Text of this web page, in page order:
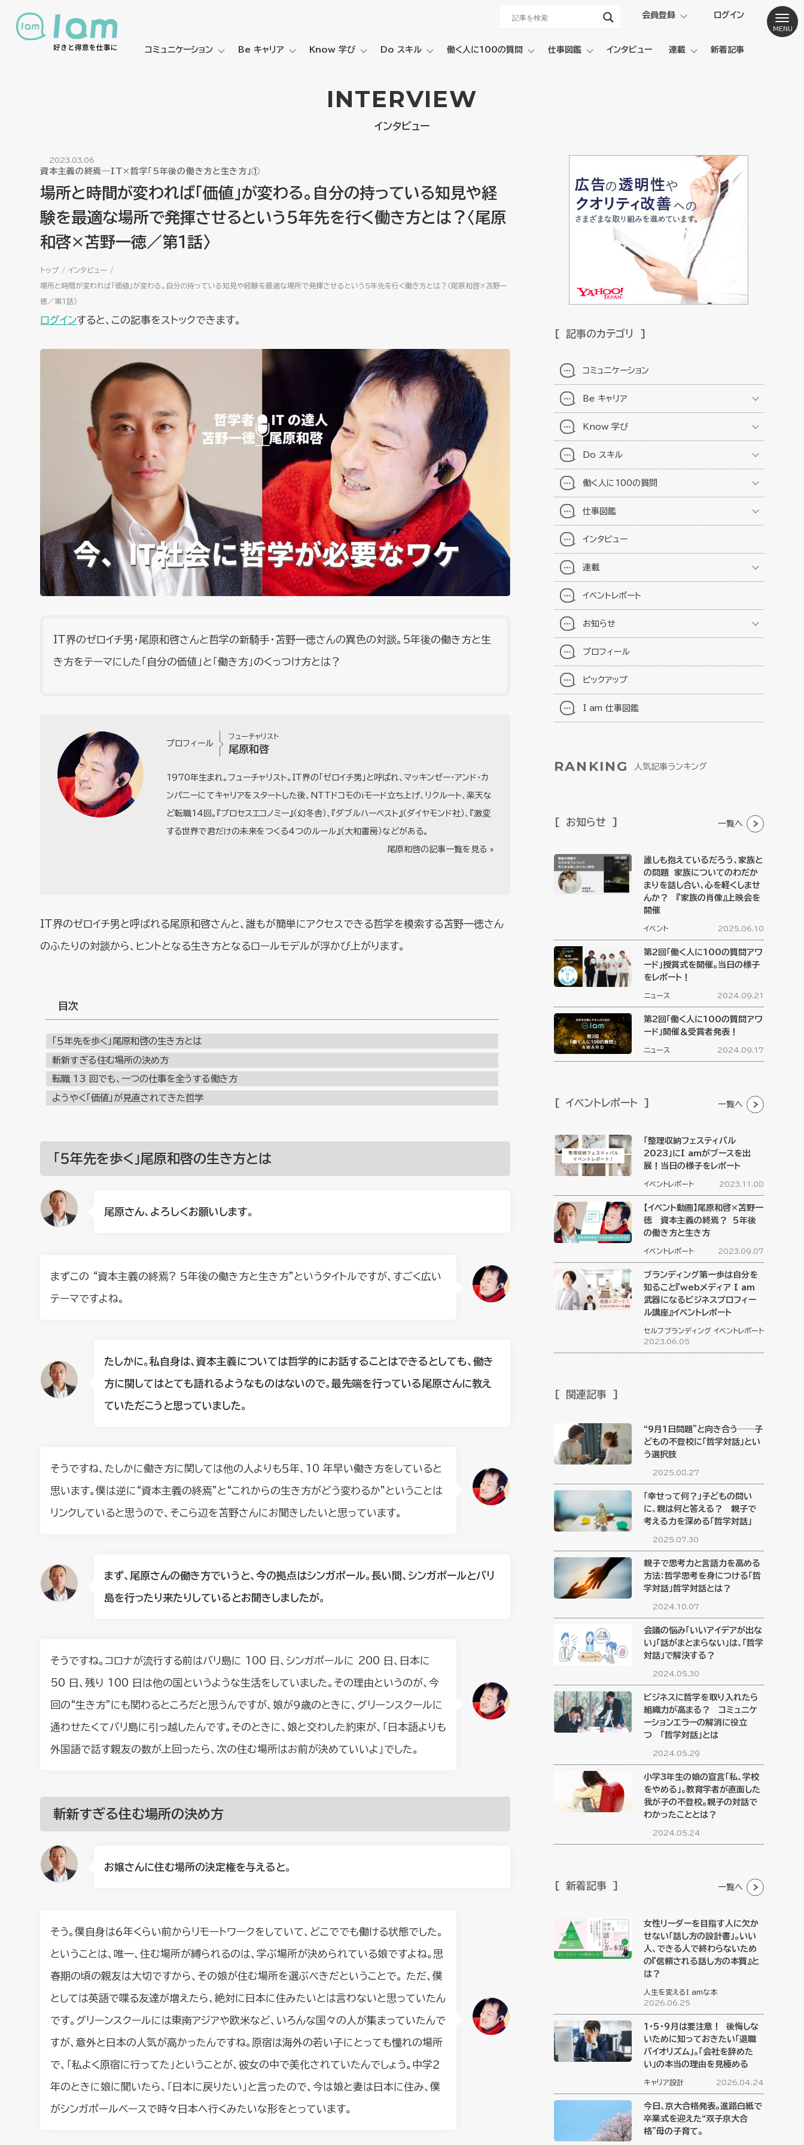
会員登録 ログイン
コミュニケーション Be キャリア Know 学び Do スキル 働く人に100の質問 仕事図鑑 インタビュー 連載 新着記事
INTERVIEW
インタビュー
2023.03.06
資本主義の終焉―IT×哲学「5年後の働き方と生き方」①
場所と時間が変われば「価値」が変わる。自分の持っている知見や経
験を最適な場所で発揮させるという５年先を行く働き方とは？〈尾原
和啓×苫野一徳／第１話〉
トップ インタビュー
場所と時間が変われば「価値」が変わる。自分の持っている知見や経験を最適な場所で発揮させるという５年先を行く働き方とは？〈尾原和啓×苫野一
徳／第１話〉
ログインすると、この記事をストックできます。
IT界のゼロイチ男・尾原和啓さんと哲学の新騎手・苫野一徳さんの異色の対談。5年後の働き方と生
き方をテーマにした「自分の価値」と「働き方」のくっつけ方とは？
プロフィール
フューチャリスト
尾原和啓
1970年生まれ。フューチャリスト。IT界の「ゼロイチ男」と呼ばれ、マッキンゼー・アンド・カ
ンパニーにてキャリアをスタートした後、NTTドコモのiモード立ち上げ、リクルート、楽天な
ど転職14回。『プロセスエコノミー』（幻冬舎）、『ダブルハーベスト』（ダイヤモンド社）、『激変
する世界で君だけの未来をつくる4つのルール』（大和書房）などがある。
尾原和啓の記事一覧を見る »
IT界のゼロイチ男と呼ばれる尾原和啓さんと、誰もが簡単にアクセスできる哲学を模索する苫野一徳さん
のふたりの対談から、ヒントとなる生き方となるロールモデルが浮かび上がります。
目次
「５年先を歩く」尾原和啓の生き方とは
斬新すぎる住む場所の決め方
転職 13 回でも、一つの仕事を全うする働き方
ようやく「価値」が見直されてきた哲学
「５年先を歩く」尾原和啓の生き方とは
尾原さん、よろしくお願いします。
まずこの “資本主義の終焉? ５年後の働き方と生き方”というタイトルですが、すごく広い
テーマですよね。
たしかに。私自身は、資本主義については哲学的にお話することはできるとしても、働き
方に関してはとても語れるようなものはないので。最先端を行っている尾原さんに教え
ていただこうと思っていました。
そうですね、たしかに働き方に関しては他の人よりも５年、10 年早い働き方をしていると
思います。僕は逆に“資本主義の終焉”と“これからの生き方がどう変わるか”ということは
リンクしていると思うので、そこら辺を苫野さんにお聞きしたいと思っています。
まず、尾原さんの働き方でいうと、今の拠点はシンガポール。長い間、シンガポールとバリ
島を行ったり来たりしているとお聞きしましたが。
そうですね。コロナが流行する前はバリ島に 100 日、シンガポールに 200 日、日本に
50 日、残り 100 日は他の国というような生活をしていました。その理由というのが、今
回の“生き方”にも関わるところだと思うんですが、娘が９歳のときに、グリーンスクールに
通わせたくてバリ島に引っ越したんです。そのときに、娘と交わした約束が、「日本語よりも
外国語で話す親友の数が上回ったら、次の住む場所はお前が決めていいよ」でした。
斬新すぎる住む場所の決め方
お嬢さんに住む場所の決定権を与えると。
そう。僕自身は６年くらい前からリモートワークをしていて、どこででも働ける状態でした。
ということは、唯一、住む場所が縛られるのは、学ぶ場所が決められている娘ですよね。思
春期の頃の親友は大切ですから、その娘が住む場所を選ぶべきだということで。 ただ、僕
としては英語で喋る友達が増えたら、絶対に日本に住みたいとは言わないと思っていたん
です。グリーンスクールには東南アジアや欧米など、いろんな国々の人が集まっていたんで
すが、意外と日本の人気が高かったんですね。原宿は海外の若い子にとっても憧れの場所
で、「私よく原宿に行ってた」ということが、彼女の中で美化されていたんでしょう。中学２
年のときに娘に聞いたら、「日本に戻りたい」と言ったので、今は娘と妻は日本に住み、僕
がシンガポールベースで時々日本へ行くみたいな形をとっています。
記事のカテゴリ
コミュニケーション
Be キャリア
Know 学び
Do スキル
働く人に100の質問
仕事図鑑
インタビュー
連載
イベントレポート
お知らせ
プロフィール
ピックアップ
I am 仕事図鑑
RANKING 人気記事ランキング
お知らせ 一覧へ
誰しも抱えているだろう、家族と
の問題 家族についてのわだか
まりを話し合い、心を軽くしませ
んか？ 『家族の肖像』上映会を
開催
イベント 2025.06.10
第2回「働く人に100の質問アワ
ード」授賞式を開催。当日の様子
をレポート！
ニュース 2024.09.21
第2回「働く人に100の質問アワ
ード」開催＆受賞者発表！
ニュース 2024.09.17
イベントレポート 一覧へ
「整理収納フェスティバル
2023」にI amがブースを出
展！当日の様子をレポート
イベントレポート 2023.11.08
【イベント動画】尾原和啓×苫野一
徳 資本主義の終焉？ ５年後
の働き方と生き方
イベントレポート 2023.09.07
ブランディング第一歩は自分を
知ること『webメディア I am
武器になるビジネスプロフィー
ル講座』イベントレポート
セルフブランディング イベントレポート
2023.06.05
関連記事
“9月1日問題”と向き合う──子
どもの不登校に「哲学対話」とい
う選択肢
2025.08.27
「幸せって何？」子どもの問い
に、親は何と答える？ 親子で
考える力を深める「哲学対話」
2025.07.30
親子で思考力と言語力を高める
方法：哲学思考を身につける「哲
学対話」哲学対話とは？
2024.10.07
会議の悩み「いいアイデアが出な
い」「話がまとまらない」は、「哲学
対話」で解決する？
2024.05.30
ビジネスに哲学を取り入れたら
組織力が高まる？ コミュニケ
ーションエラーの解消に役立
つ 「哲学対話」とは
2024.05.29
小学3年生の娘の宣言「私、学校
をやめる」。教育学者が直面した
我が子の不登校。親子の対話で
わかったこととは？
2024.05.24
新着記事 一覧へ
女性リーダーを目指す人に欠か
せない「話し方の設計書」。いい
人、できる人で終わらないため
の『信頼される話し方の本質』と
は？
人生を変えるI amな本
2026.06.25
１・５・９月は要注意！ 後悔しな
いために知っておきたい「退職
バイオリズム」。「会社を辞めた
い」の本当の理由を見極める
キャリア設計 2026.04.24
今日、京大合格発表。進路白紙で
卒業式を迎えた“双子京大合
格”母の子育て。